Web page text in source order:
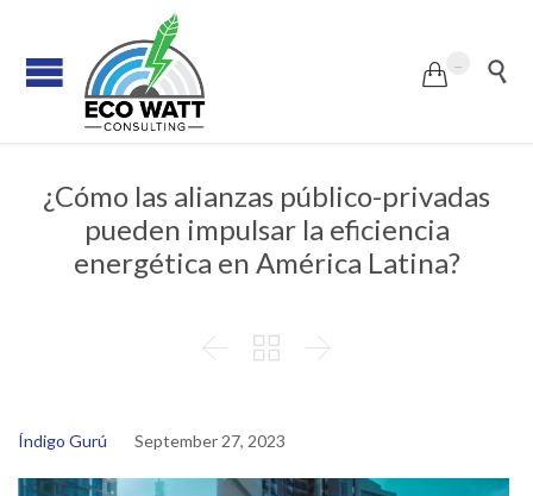
 
¿Cómo las alianzas público-privadas
pueden impulsar la eficiencia
energética en América Latina?
  
Índigo Gurú September 27, 2023